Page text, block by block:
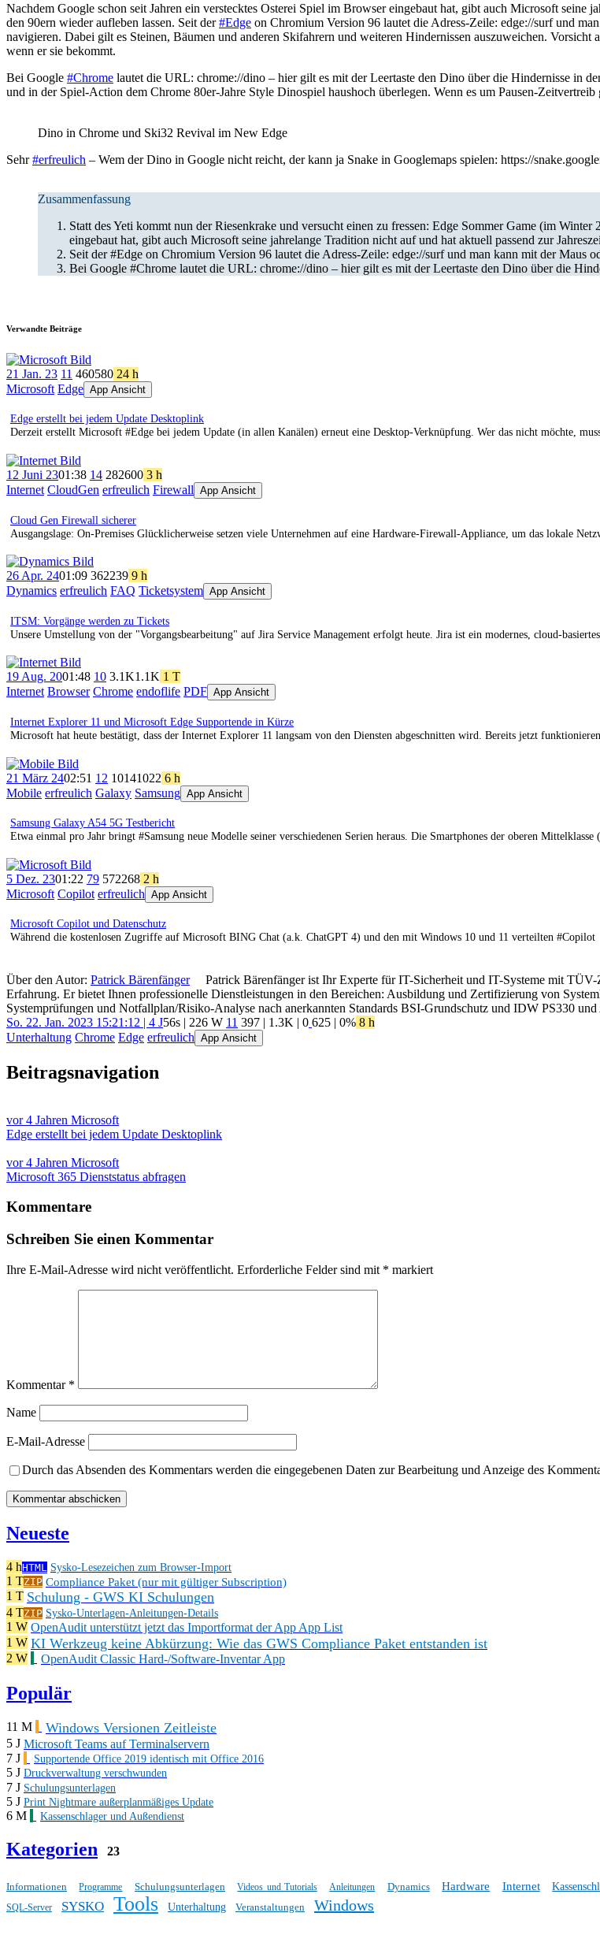
Nachdem Google schon seit Jahren ein verstecktes Osterei Spiel im Browser eingebaut hat, gibt auch Microsoft seine
den 90ern wieder aufleben lassen. Seit der#Edge on Chromium Version 96 lautet die Adress-Zeile: edge://surf und
navigieren. Dabei gilt es Steinen, Bäumen und anderen Skifahrern und weiteren Hindernissen auszuweichen.
wenn er sie bekommt.
Bei Google #Chrome lautet die URL: chrome://dino – hier gilt es mit der Leertaste den Dino über die Hindernisse in
und in der Spiel-Action dem Chrome 80er-Jahre Style Dinospiel haushoch überlegen. Wenn es um Pausen-
Dino in Chrome und Ski32 Revival im New Edge
Sehr#erfreulich – Wem der Dino in Google nicht reicht, der kann ja Snake in Googlemaps spielen: https://
Zusammenfassung
Statt des Yeti kommt nun der Riesenkrake und versucht einen zu fressen: Edge Sommer Game (im
eingebaut hat, gibt auch Microsoft seine jahrelange Tradition nicht auf und hat aktuell passend zur
Seit der #Edge on Chromium Version 96 lautet die Adress-Zeile: edge://surf und man kann mit der Maus
Bei Google #Chrome lautet die URL: chrome://dino – hier gilt es mit der Leertaste den Dino über die
Verwandte Beiträge
21 Jan. 23 11 460580 24 h
Microsoft Edge App Ansicht
Edge erstellt bei jedem Update Desktoplink
Derzeit erstellt Microsoft #Edge bei jedem Update (in allen Kanälen) erneut eine Desktop-Verknüpfung. Wer das nicht möchte,
12 Juni 2301:38 14 282600 3 h
Internet CloudGen erfreulich Firewall App Ansicht
Cloud Gen Firewall sicherer
Ausgangslage: On-Premises Glücklicherweise setzen viele Unternehmen auf eine Hardware-Firewall-Appliance, um das lokale
26 Apr. 2401:09 362239 9 h
Dynamics erfreulich FAQ Ticketsystem App Ansicht
ITSM: Vorgänge werden zu Tickets
Unsere Umstellung von der "Vorgangsbearbeitung" auf Jira Service Management erfolgt heute. Jira ist ein modernes, cloud-
19 Aug. 2001:48 10 3.1K1.1K 1 T
Internet Browser Chrome endoflife PDF App Ansicht
Internet Explorer 11 und Microsoft Edge Supportende in Kürze
Microsoft hat heute bestätigt, dass der Internet Explorer 11 langsam von den Diensten abgeschnitten wird. Bereits jetzt
21 März 2402:51 12 10141022 6 h
Mobile erfreulich Galaxy Samsung App Ansicht
Samsung Galaxy A54 5G Testbericht
Etwa einmal pro Jahr bringt #Samsung neue Modelle seiner verschiedenen Serien heraus. Die Smartphones der oberen Mittelklasse
5 Dez. 2301:22 79 572268 2 h
Microsoft Copilot erfreulich App Ansicht
Microsoft Copilot und Datenschutz
Während die kostenlosen Zugriffe auf Microsoft BING Chat (a.k. ChatGPT 4) und den mit Windows 10 und 11 verteilten #Copilot
Über den Autor: Patrick Bärenfänger
Patrick Bärenfänger ist Ihr Experte für IT-Sicherheit und IT-Systeme mit
Erfahrung. Er bietet Ihnen professionelle Dienstleistungen in den Bereichen: Ausbildung und Zertifizierung von
Systemprüfungen und Notfallplan/Risiko-Analyse nach anerkannten Standards BSI-Grundschutz und IDW PS330
So. 22. Jan. 2023 15:21:12 | 4 J56s | 226 W 11 397 | 1.3K | 0 625 | 0% 8 h
Unterhaltung Chrome Edge erfreulich App Ansicht
Beitragsnavigation
vor 4 Jahren Microsoft
Edge erstellt bei jedem Update Desktoplink
vor 4 Jahren Microsoft
Microsoft 365 Dienststatus abfragen
Kommentare
Schreiben Sie einen Kommentar
Ihre E-Mail-Adresse wird nicht veröffentlicht. Erforderliche Felder sind mit * markiert
Kommentar *
Name
E-Mail-Adresse
Durch das Absenden des Kommentars werden die eingegebenen Daten zur Bearbeitung und Anzeige des
Neueste
4 hHTML Sysko-Lesezeichen zum Browser-Import
1 TZIP Compliance Paket (nur mit gültiger Subscription)
1 T Schulung - GWS KI Schulungen
4 TZIP Sysko-Unterlagen-Anleitungen-Details
1 W OpenAudit unterstützt jetzt das Importformat der App App List
1 W KI Werkzeug keine Abkürzung: Wie das GWS Compliance Paket entstanden ist
2 W OpenAudit Classic Hard-/Software-Inventar App
Populär
11 M Windows Versionen Zeitleiste
5 J Microsoft Teams auf Terminalservern
7 J
Supportende Office 2019 identisch mit Office 2016
5 J Druckverwaltung verschwunden
7 J Schulungsunterlagen
5 J Print Nightmare außerplanmäßiges Update
6 M Kassenschlager und Außendienst
Kategorien 23
Informationen Programme Schulungsunterlagen Videos und Tutorials Anleitungen Dynamics Hardware Internet
SQL-Server SYSKO Tools Unterhaltung Veranstaltungen Windows